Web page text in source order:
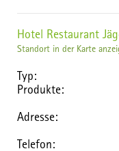
Hotel Restaurant
Standort in der Karte
Typ:
Produkte:
Adresse:
Telefon: